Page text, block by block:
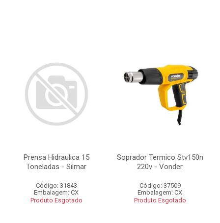
Prensa Hidraulica 15
Toneladas - Silmar
Código: 31843
Embalagem: CX
Produto Esgotado
Soprador Termico Stv150n
220v - Vonder
Código: 37509
Embalagem: CX
Produto Esgotado